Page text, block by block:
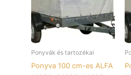
Ponyvák és tartozékai
Ponyva 100 cm-es ALFA